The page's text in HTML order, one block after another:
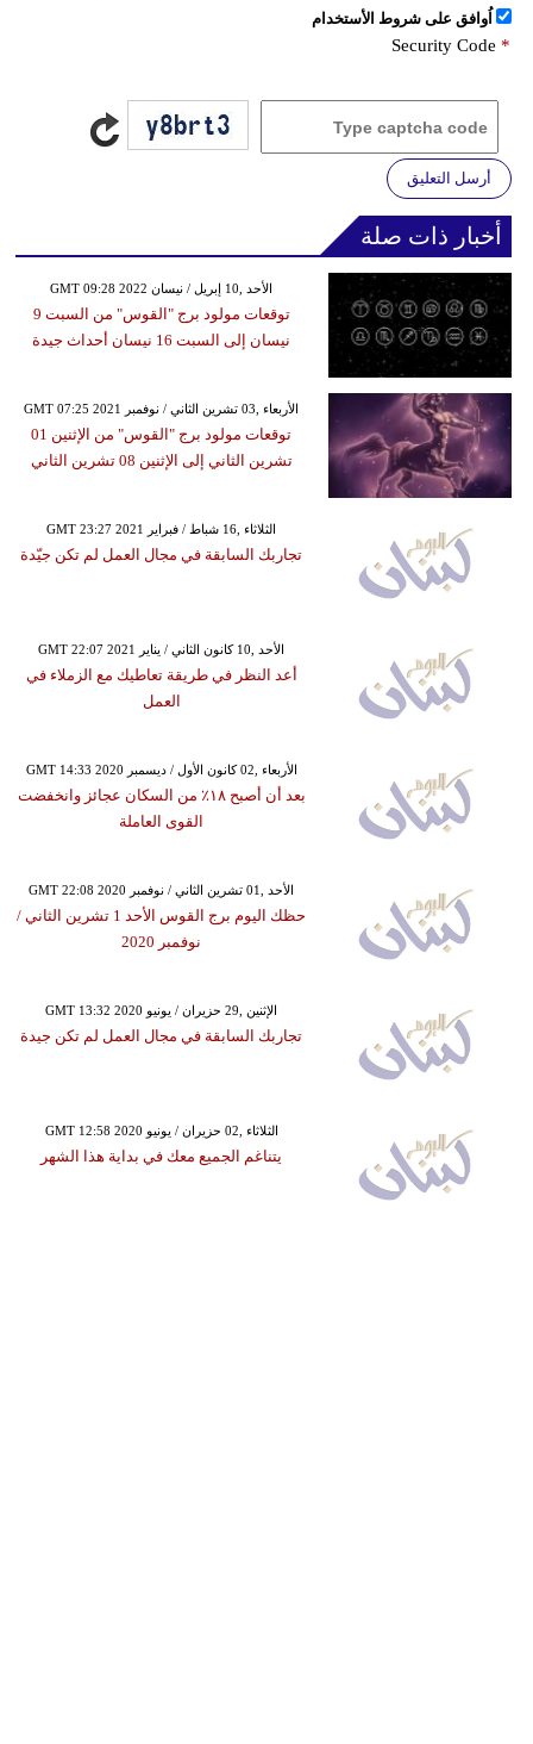
اُوافق على شروط الأستخدام
Security Code *
أرسل التعليق
أخبار ذات صلة
GMT 09:28 2022 الأحد ,10 إبريل / نيسان
توقعات مولود برج "القوس" من السبت 9
نيسان إلى السبت 16 نيسان أحداث جيدة
GMT 07:25 2021 الأربعاء ,03 تشرين الثاني / نوفمبر
توقعات مولود برج "القوس" من الإثنين 01
تشرين الثاني إلى الإثنين 08 تشرين الثاني
GMT 23:27 2021 الثلاثاء ,16 شباط / فبراير
تجاربك السابقة في مجال العمل لم تكن جيّدة
GMT 22:07 2021 الأحد ,10 كانون الثاني / يناير
أعد النظر في طريقة تعاطيك مع الزملاء في
العمل
GMT 14:33 2020 الأربعاء ,02 كانون الأول / ديسمبر
بعد أن أصبح ١٨٪ من السكان عجائز وانخفضت
القوى العاملة
GMT 22:08 2020 الأحد ,01 تشرين الثاني / نوفمبر
حظك اليوم برج القوس الأحد 1 تشرين الثاني /
نوفمبر 2020
GMT 13:32 2020 الإثنين ,29 حزيران / يونيو
تجاربك السابقة في مجال العمل لم تكن جيدة
GMT 12:58 2020 الثلاثاء ,02 حزيران / يونيو
يتناغم الجميع معك في بداية هذا الشهر